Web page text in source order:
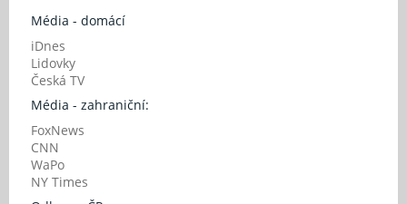
Média - domácí
iDnes
Lidovky
Česká TV
Média - zahraniční:
FoxNews
CNN
WaPo
NY Times